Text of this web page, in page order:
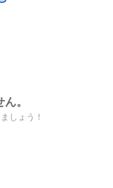
。
しょう！